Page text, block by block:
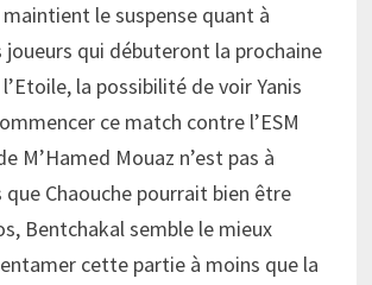
le suspense quant à
joueurs qui débuteront la prochaine
la possibilité de voir Yanis
ce match contre l’ESM
M’Hamed Mouaz n’est pas à
que Chaouche pourrait bien être
Bentchakal semble le mieux
cette partie à moins que la